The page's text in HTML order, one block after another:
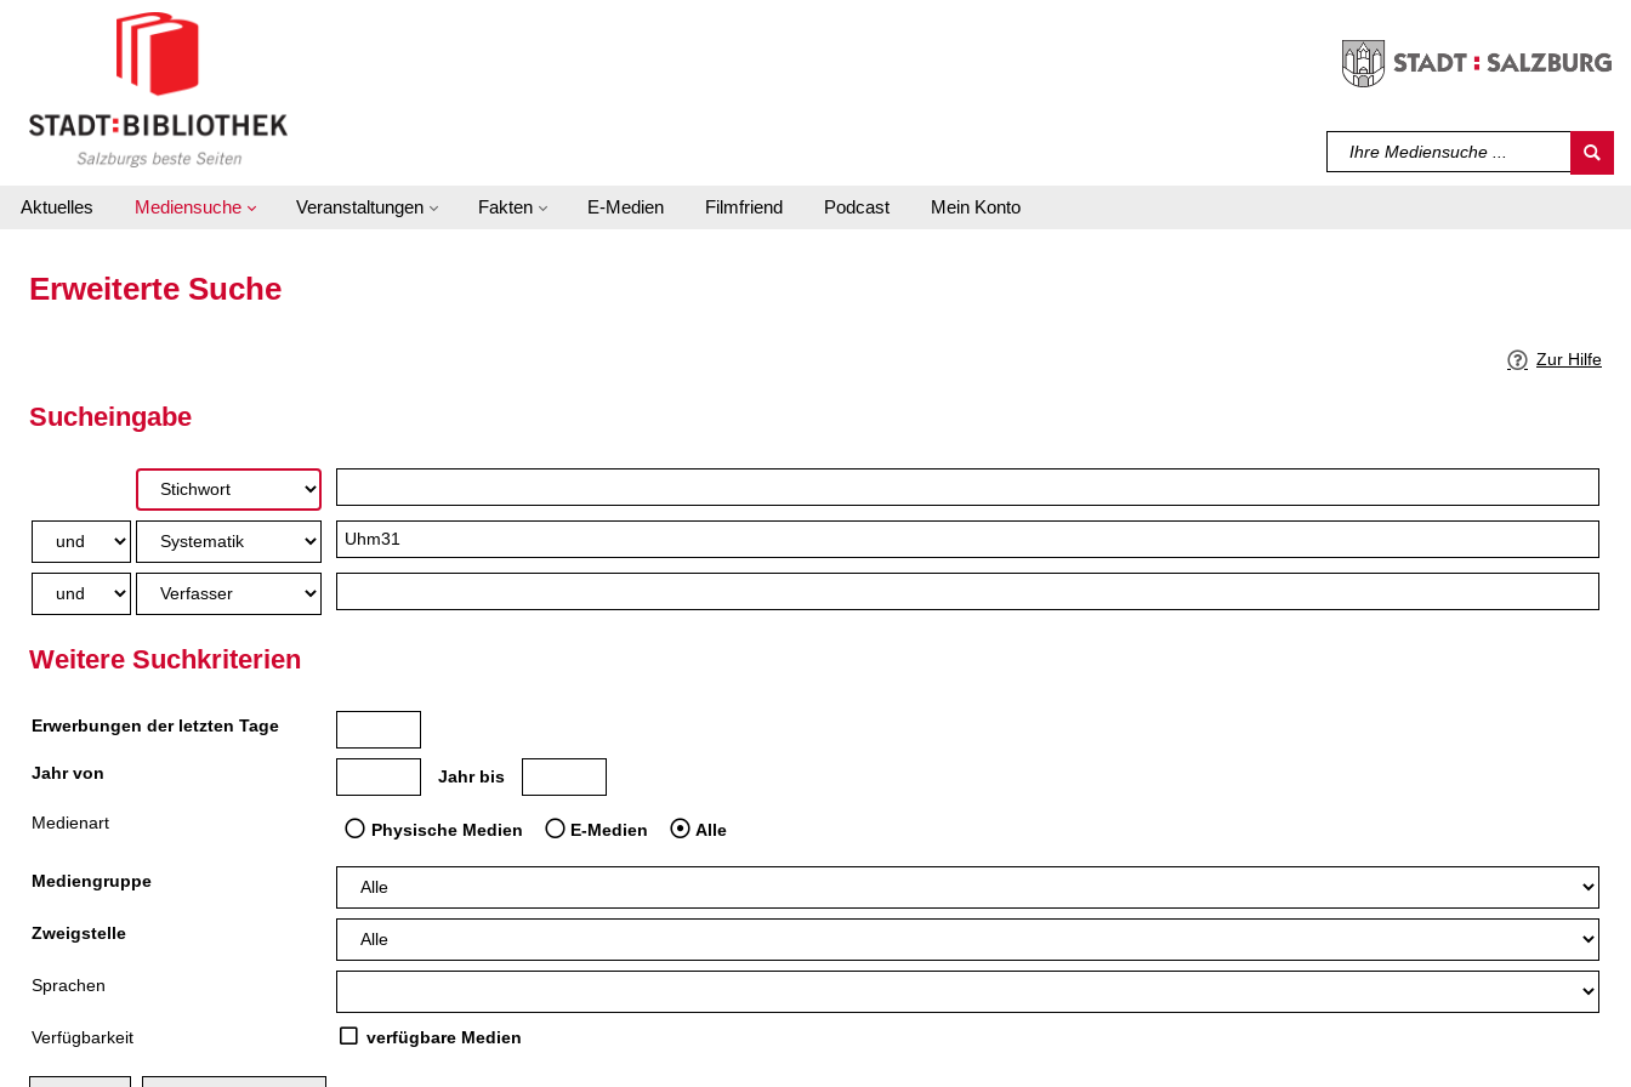
Zur erweiterten Suche springen
Sprache auswählen
Aktuelles Mediensuche Veranstaltungen Fakten E-Medien Filmfriend Podcast Mein Konto
Erweiterte Suche
Zur Hilfe
Sucheingabe
Weitere Suchkriterien
Erwerbungen der letzten Tage
Jahr von Medien anzeigen, die nach dem Jahr veröffentlicht wurden
Jahr bis
Medienart Physische Medien E-Medien Alle
Mediengruppe
Zweigstelle
Sprachen
Verfügbarkeit verfügbare Medien